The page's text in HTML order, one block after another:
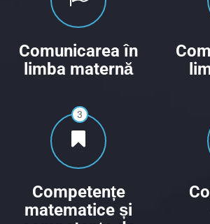
Comunicarea în
limba maternă
3
Competențe
matematice și